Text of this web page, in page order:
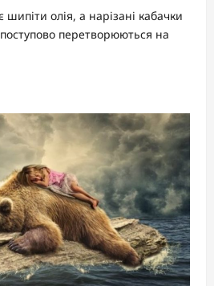
олія, а нарізані кабачки
перетворюються на